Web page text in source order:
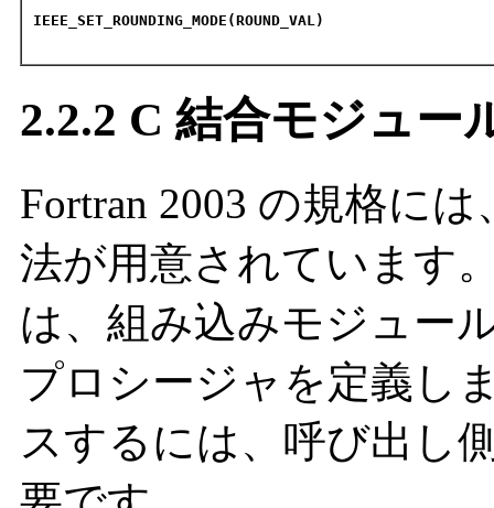
IEEE_SET_ROUNDING_MODE(ROUND_VAL)
2.2.2 C 結合モジュー
Fortran 2003 の規格に
法が用意されています
は、組み込みモジュー
プロシージャを定義し
スするには、呼び出し